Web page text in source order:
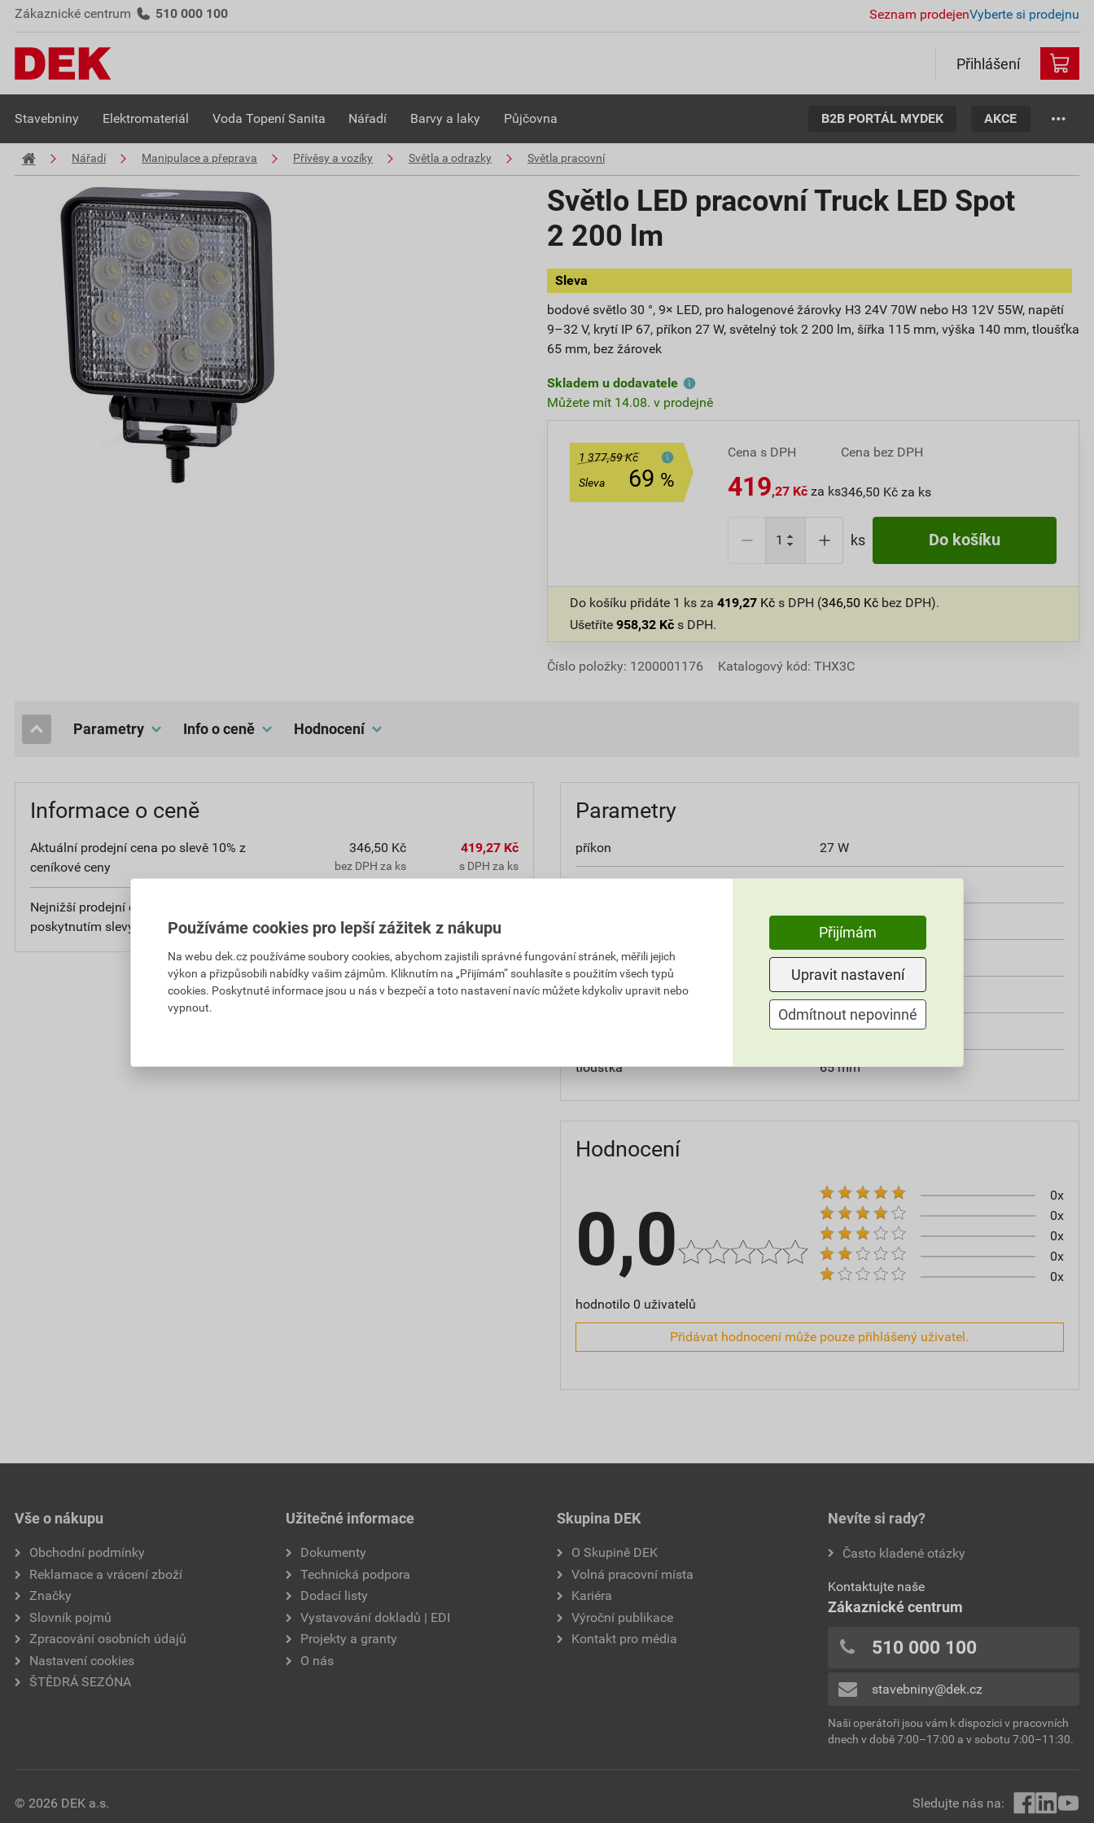
Zákaznické centrum 510 000 100 Seznam prodejenVyberte si prodejnu
Přihlášení
Stavebniny Elektromateriál Voda Topení Sanita Nářadí Barvy a laky Půjčovna B2B PORTÁL MYDEK AKCE
Nářadí Manipulace a přeprava Přívěsy a vozíky Světla a odrazky Světla pracovní
Světlo LED pracovní Truck LED Spot
2 200 lm
Sleva
bodové světlo 30 °, 9× LED, pro halogenové žárovky H3 24V 70W nebo H3 12V 55W, napětí
9–32 V, krytí IP 67, příkon 27 W, světelný tok 2 200 lm, šířka 115 mm, výška 140 mm, tloušťka
65 mm, bez žárovek
Skladem u dodavatele
Můžete mít 14.08. v prodejně
1 377,59 Kč
Sleva
69 %
Cena s DPH
419,27 Kč za ks
Cena bez DPH
346,50 Kč za ks
ks Do košíku
Do košíku přidáte 1 ks za 419,27 Kč s DPH (346,50 Kč bez DPH).
Ušetříte 958,32 Kč s DPH.
Číslo položky: 1200001176 Katalogový kód: THX3C
Parametry Info o ceně hodnocení
Informace o ceně
Aktuální prodejní cena po slevě 10% z
ceníkové ceny
346,50 Kč
bez DPH za ks
419,27 Kč
s DPH za ks
Nejnižší prodejní cena v době 30 dnů před
poskytnutím slevy
bez DPH za ks s DPH za ks
Parametry
příkon 27 W
napětí
IP 67
světelný tok 2200 lm
šířka 115 mm
140 mm
tloušťka 65 mm
Hodnocení
0,0
hodnotilo 0 uživatelů
0x
0x
0x
0x
0x
Přidávat hodnocení může pouze přihlášený uživatel.
Vše o nákupu
Obchodní podmínky
Reklamace a vrácení zboží
Značky
Slovník pojmů
Zpracování osobních údajů
Nastavení cookies
ŠTĚDRÁ SEZÓNA
Užitečné informace
Dokumenty
Technická podpora
Dodací listy
Vystavování dokladů | EDI
Projekty a granty
O nás
Skupina DEK
O Skupině DEK
Volná pracovní místa
Kariéra
Výroční publikace
Kontakt pro média
Nevíte si rady?
Často kladené otázky
Kontaktujte naše
Zákaznické centrum
510 000 100
stavebniny@dek.cz
Naši operátoři jsou vám k dispozici v pracovních
dnech v době 7:00–17:00 a v sobotu 7:00–11:30.
© 2026 DEK a.s. Sledujte nás na:
Používáme cookies pro lepší zážitek z nákupu
Na webu dek.cz používáme soubory cookies, abychom zajistili správné fungování stránek, měřili jejich
výkon a přizpůsobili nabídky vašim zájmům. Kliknutím na „Přijímám“ souhlasíte s použitím všech typů
cookies. Poskytnuté informace jsou u nás v bezpečí a toto nastavení navíc můžete kdykoliv upravit nebo
vypnout.
Přijímám
Upravit nastavení
Odmítnout nepovinné